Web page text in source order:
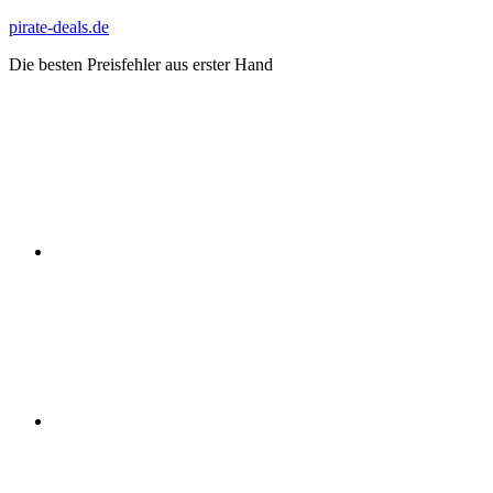
Zum
springen
pirate-deals.de
Die besten Preisfehler aus erster Hand